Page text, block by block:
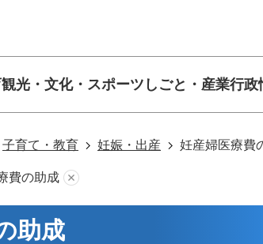
観光・文化・スポーツ しごと・産業行政
子育て・教育 妊娠・出産 妊産婦医療費
費の助成
助成